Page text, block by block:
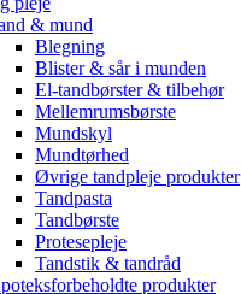
& mund
Blegning
Blister & sår i munden
El-tandbørster & tilbehør
Mellemrumsbørste
Mundskyl
Mundtørhed
Øvrige tandpleje produkter
Tandpasta
Tandbørste
Protesepleje
Tandstik & tandråd
produkter